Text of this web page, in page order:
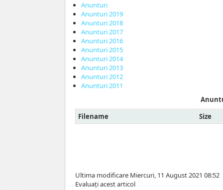
Anunturi
Anunturi 2019
Anunturi 2018
Anunturi 2017
Anunturi 2016
Anunturi 2015
Anunturi 2014
Anunturi 2013
Anunturi 2012
Anunturi 2011
Filename
Size
Ultima modificare Miercuri, 11 August 2021 08:52
Evaluaţi acest articol